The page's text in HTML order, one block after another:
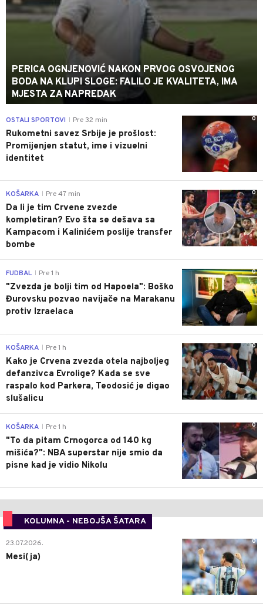
PERICA OGNJENOVIĆ NAKON PRVOG OSVOJENOG
BODA NA KLUPI SLOGE: FALILO JE KVALITETA, IMA
MJESTA ZA NAPREDAK
0
OSTALI SPORTOVI Pre 32 min
Rukometni savez Srbije je prošlost:
Promijenjen statut, ime i vizuelni
identitet
0
KOŠARKA Pre 47 min
Da li je tim Crvene zvezde
kompletiran? Evo šta se dešava sa
Kampacom i Kalinićem poslije transfer
bombe
0
FUDBAL Pre 1 h
"Zvezda je bolji tim od Hapoela": Boško
Đurovsku pozvao navijače na Marakanu
protiv Izraelaca
0
KOŠARKA Pre 1 h
Kako je Crvena zvezda otela najboljeg
defanzivca Evrolige? Kada se sve
raspalo kod Parkera, Teodosić je digao
slušalicu
0
KOŠARKA Pre 1 h
"To da pitam Crnogorca od 140 kg
mišića?": NBA superstar nije smio da
pisne kad je vidio Nikolu
KOLUMNA - NEBOJŠA ŠATARA
0
23.07.2026.
Mesi(ja)